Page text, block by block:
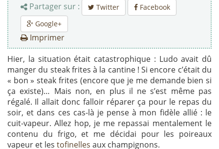
Partager sur :
Twitter
Facebook
Google+
Imprimer
Hier, la situation était catastrophique : Ludo avait dû
manger du steak frites à la cantine ! Si encore c’était du
« bon » steak frites (encore que je me demande bien si
ça existe)… Mais non, en plus il ne s’est même pas
régalé. Il allait donc falloir réparer ça pour le repas du
soir, et dans ces cas-là je pense à mon fidèle allié : le
cuit-vapeur. Allez hop, je me repassai mentalement le
contenu du frigo, et me décidai pour les poireaux
vapeur et les tofinelles aux champignons.